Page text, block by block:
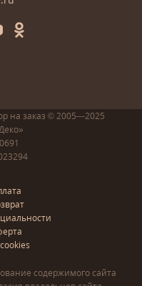
на заказ © 2005—2025
содержимого сайта